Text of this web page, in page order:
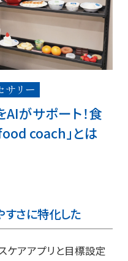
サリー
がサポート！食
coach」とは
すさに特化した
ケアアプリと目標設定